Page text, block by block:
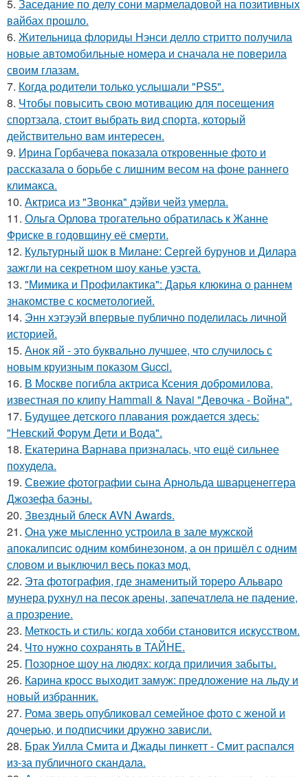
5. Заседание по делу сони мармеладовой на позитивных
вайбах прошло.
6. Жительница флориды Нэнси делло стритто получила
новые автомобильные номера и сначала не поверила
своим глазам.
7. Когда родители только услышали "PS5".
8. Чтобы повысить свою мотивацию для посещения
спортзала, стоит выбрать вид спорта, который
действительно вам интересен.
9. Ирина Горбачева показала откровенные фото и
рассказала о борьбе с лишним весом на фоне раннего
климакса.
10. Актриса из "Звонка" дэйви чейз умерла.
11. Ольга Орлова трогательно обратилась к Жанне
Фриске в годовщину её смерти.
12. Культурный шок в Милане: Сергей бурунов и Дилара
зажгли на секретном шоу канье уэста.
13. "Мимика и Профилактика": Дарья клюкина о раннем
знакомстве с косметологией.
14. Энн хэтэуэй впервые публично поделилась личной
историей.
15. Анок яй - это буквально лучшее, что случилось с
новым круизным показом Gucci.
16. В Москве погибла актриса Ксения добромилова,
известная по клипу Hammali & Navai "Девочка - Война".
17. Будущее детского плавания рождается здесь:
"Невский Форум Дети и Вода".
18. Екатерина Варнава призналась, что ещё сильнее
похудела.
19. Свежие фотографии сына Арнольда шварценеггера
Джозефа баэны.
20. Звездный блеск AVN Awards.
21. Она уже мысленно устроила в зале мужской
апокалипсис одним комбинезоном, а он пришёл с одним
словом и выключил весь показ мод.
22. Эта фотография, где знаменитый тореро Альваро
мунера рухнул на песок арены, запечатлела не падение,
а прозрение.
23. Меткость и стиль: когда хобби становится искусством.
24. Что нужно сохранять в ТАЙНЕ.
25. Позорное шоу на людях: когда приличия забыты.
26. Карина кросс выходит замуж: предложение на льду и
новый избранник.
27. Рома зверь опубликовал семейное фото с женой и
дочерью, и подписчики дружно зависли.
28. Брак Уилла Смита и Джады пинкетт - Смит распался
из-за публичного скандала.